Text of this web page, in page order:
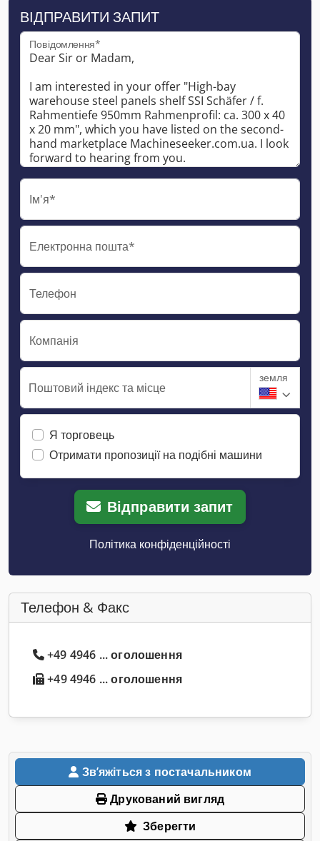
ВІДПРАВИТИ ЗАПИТ
Повідомлення*
Ім'я*
Електронна пошта*
Телефон
Компанія
Поштовий індекс та місце
земля
Я торговець
Отримати пропозиції на подібні машини
Відправити запит
Політика конфіденційності
Телефон & Факс
+49 4946 ... оголошення
+49 4946 ... оголошення
Звʼяжіться з постачальником
Друкований вигляд
Зберегти